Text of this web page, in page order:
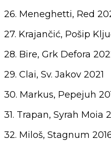
26. Meneghetti, Red
27. Krajančić, Pošip
28. Bire, Grk Defora
29. Clai, Sv. Jakov 2021
30. Markus, Pepejuh
31. Trapan, Syrah Moia
32. Miloš, Stagnum